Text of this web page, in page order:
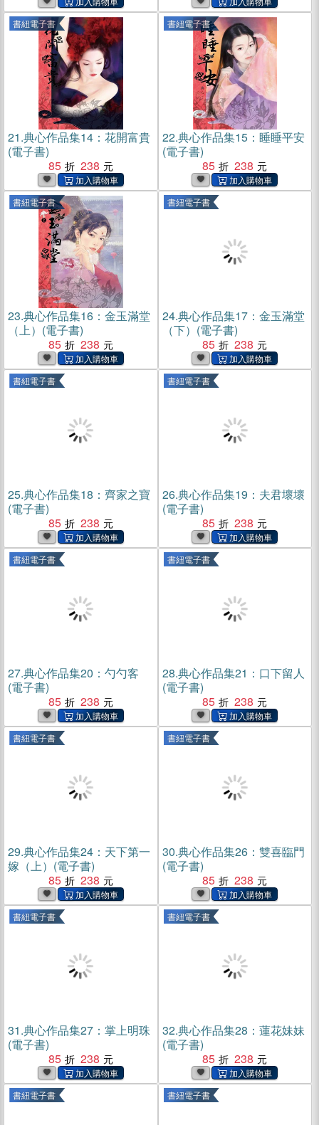
書紐電子書
21.典心作品集14：花開富貴
(電子書)
85
238
書紐電子書
22.典心作品集15：睡睡平安
(電子書)
85
238
書紐電子書
23.典心作品集16：金玉滿堂
（上）(電子書)
85
238
書紐電子書
24.典心作品集17：金玉滿堂
（下）(電子書)
85
238
書紐電子書
25.典心作品集18：齊家之寶
(電子書)
85
238
書紐電子書
26.典心作品集19：夫君壞壞
(電子書)
85
238
書紐電子書
27.典心作品集20：勺勺客
(電子書)
85
238
書紐電子書
28.典心作品集21：口下留人
(電子書)
85
238
書紐電子書
29.典心作品集24：天下第一
嫁（上）(電子書)
85
238
書紐電子書
30.典心作品集26：雙喜臨門
(電子書)
85
238
書紐電子書
31.典心作品集27：掌上明珠
(電子書)
85
238
書紐電子書
32.典心作品集28：蓮花妹妹
(電子書)
85
238
書紐電子書 書紐電子書